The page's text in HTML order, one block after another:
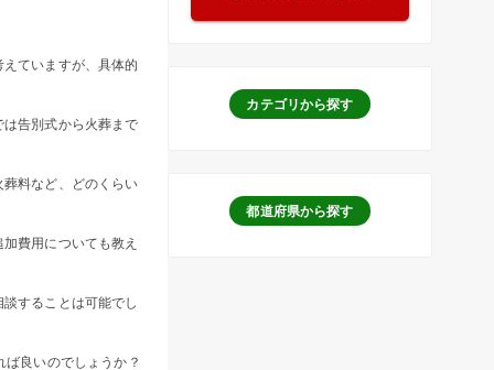
ていますが、具体的
告別式から火葬まで
料など、どのくらい
費用についても教え
することは可能でし
良いのでしょうか？
カテゴリから探す
都道府県から探す